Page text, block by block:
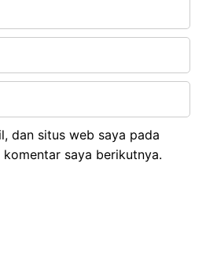
dan situs web saya pada
saya berikutnya.